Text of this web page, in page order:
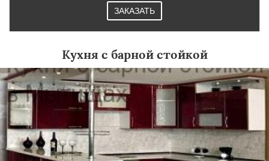
ЗАКАЗАТЬ
Кухня с барной стойкой